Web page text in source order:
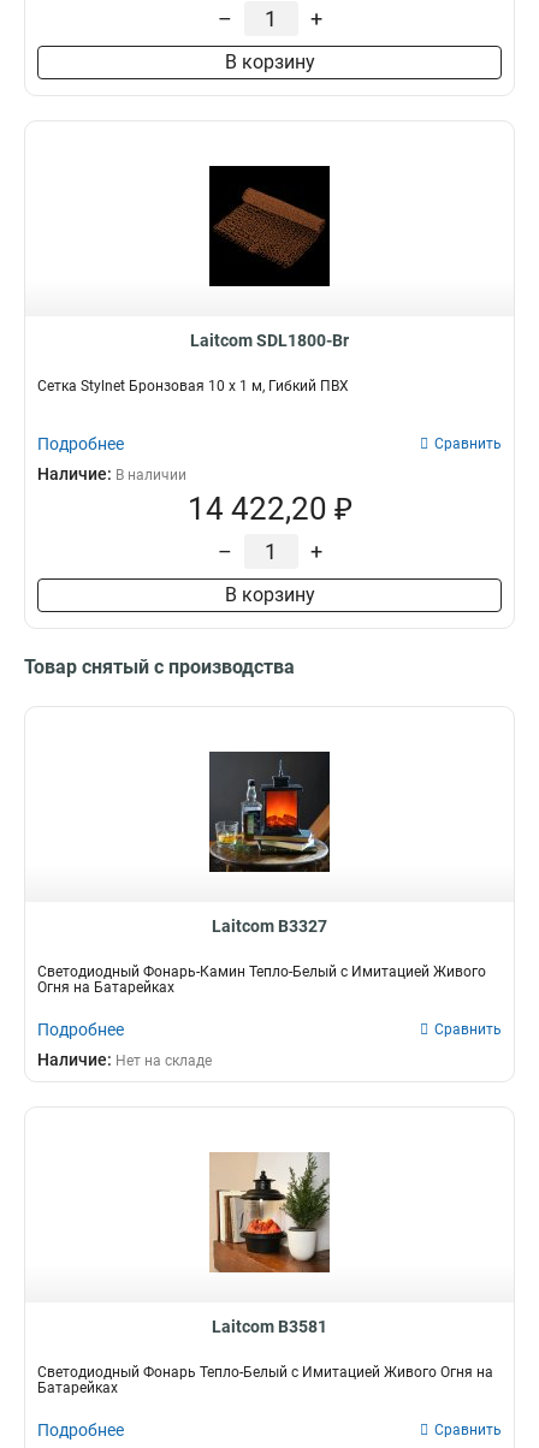
– +
В корзину
Laitcom SDL1800-Br
Сетка Stylnet Бронзовая 10 x 1 м, Гибкий ПВХ
Подробнее Сравнить
Наличие: В наличии
14 422,20 ₽
– +
В корзину
Товар снятый с производства
Laitcom B3327
Светодиодный Фонарь-Камин Тепло-Белый с Имитацией Живого
Огня на Батарейках
Подробнее Сравнить
Наличие: Нет на складе
Laitcom B3581
Светодиодный Фонарь Тепло-Белый с Имитацией Живого Огня на
Батарейках
Подробнее Сравнить